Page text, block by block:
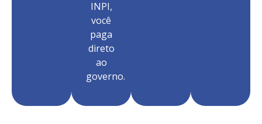
INPI,
você
paga
direto
ao
governo.